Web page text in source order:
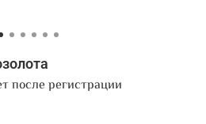
после регистрации